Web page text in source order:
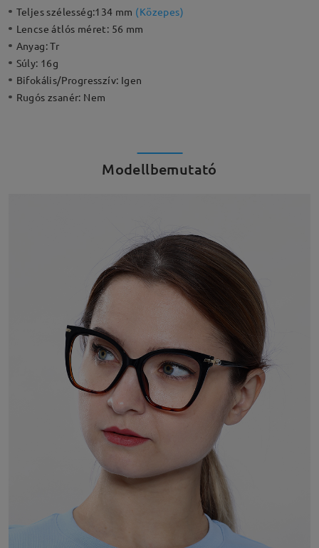
Teljes szélesség:134 mm (Közepes)
Lencse átlós méret: 56 mm
Anyag:Tr
Súly: 16g
Bifokális/Progresszív: Igen
Rugós zsanér: Nem
Modellbemutató